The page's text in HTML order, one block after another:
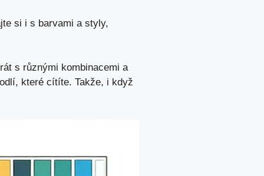
si i s barvami a styly,
s různými kombinacemi a
které cítíte. Takže, i když